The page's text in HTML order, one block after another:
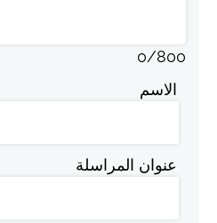
0/800
الاسم
عنوان المراسلة